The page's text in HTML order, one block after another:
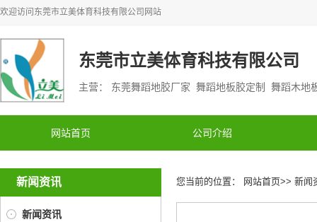
欢迎访问 东莞市立美体育科技有限公司 网站
东莞市立美体育科技有限公司
主营： 东莞舞蹈地胶厂家 舞蹈地板胶定制 舞蹈木
网站首页 公司介绍
新闻资讯
新闻资讯
您当前的位置： 网站首页>> 新闻